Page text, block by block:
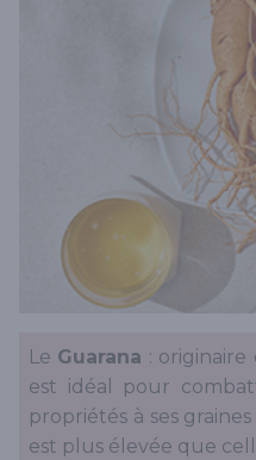
Le Guarana :
est idéal pour
propriétés à ses
est plus élevée que